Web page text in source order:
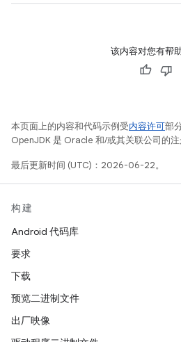
该内容对您有帮
本页面上的内容和代码示例受内容许可部
OpenJDK 是 Oracle 和/或其关联公司的注
最后更新时间 (UTC)：2026-06-22。
构建
Android 代码库
要求
下载
预览二进制文件
出厂映像